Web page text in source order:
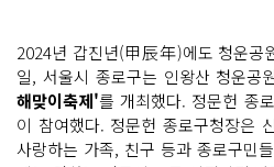
2024년 갑진년(甲辰年)에도 청운공
일, 서울시 종로구는 인왕산 청운공
해맞이축제'를 개최했다. 정문헌 종
이 참여했다. 정문헌 종로구청장은
사랑하는 가족, 친구 등과 종로구민